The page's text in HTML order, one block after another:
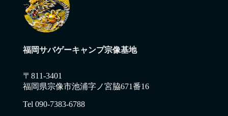
福岡サバゲーキャンプ宗像基地
〒811-3401
福岡県宗像市池浦字ノ宮脇671番16
Tel 090-7383-6788